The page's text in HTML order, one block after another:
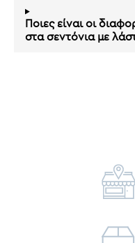
Ποιες είναι οι
στα σεντόνια με